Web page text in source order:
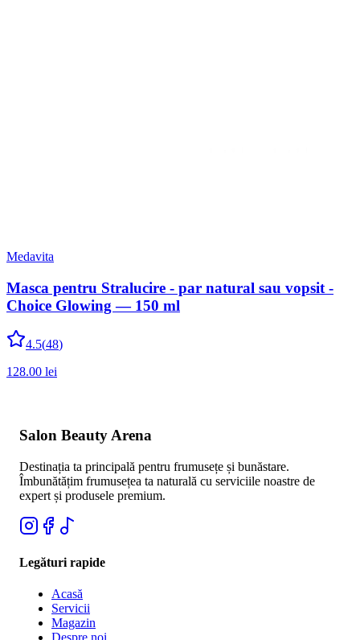
Medavita
Masca pentru Stralucire - par natural sau vopsit -
Choice Glowing — 150 ml
4.5(48)
128.00 lei
Salon Beauty Arena
Destinația ta principală pentru frumusețe și bunăstare.
Îmbunătățim frumusețea ta naturală cu serviciile noastre de
expert și produsele premium.
Legături rapide
Acasă
Servicii
Magazin